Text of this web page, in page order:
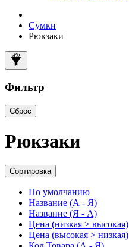
Сумки
Рюкзаки
Фильтр
Сброс
Рюкзаки
Сортировка
По умолчанию
Название (А - Я)
Название (Я - А)
Цена (низкая > высокая)
Цена (высокая > низкая)